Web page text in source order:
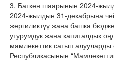
3. Баткен шаарынын 2024-
2024-жылдын 31-декабрына
жергиликтүү жана башка
утурумдук жана капиталдык
мамлекеттик сатып алууларды
Республикасынын